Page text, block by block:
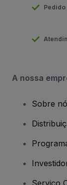
A nossa
Sobre
Serviço